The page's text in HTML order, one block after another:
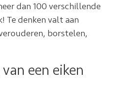
dan 100 verschillende
Te denken valt aan
borstelen,
een eiken